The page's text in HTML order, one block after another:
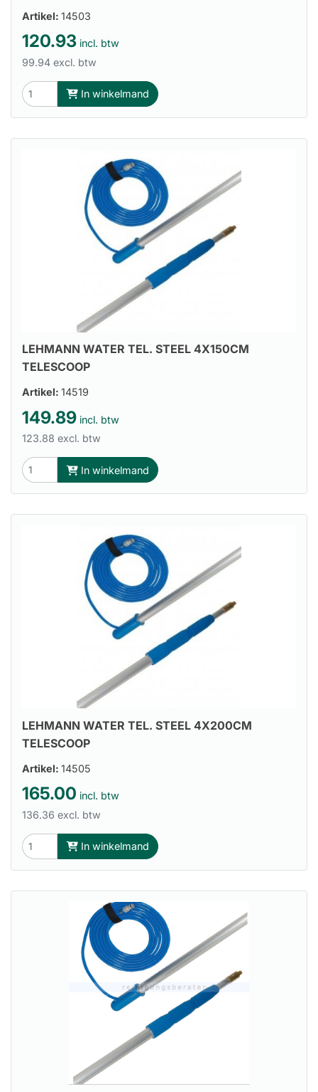
Artikel: 14503
120.93 incl. btw
99.94 excl. btw
In winkelmand
LEHMANN WATER TEL. STEEL 4X150CM
TELESCOOP
Artikel: 14519
149.89 incl. btw
123.88 excl. btw
In winkelmand
LEHMANN WATER TEL. STEEL 4X200CM
TELESCOOP
Artikel: 14505
165.00 incl. btw
136.36 excl. btw
In winkelmand